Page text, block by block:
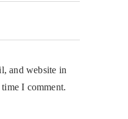
and website in
I comment.